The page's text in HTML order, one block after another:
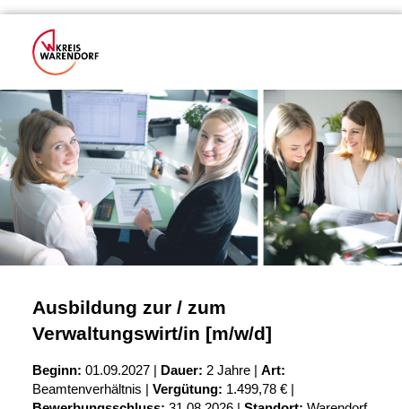
Ausbildung zur / zum
Verwaltungswirt/in [m/w/d]
Beginn: 01.09.2027 | Dauer: 2 Jahre | Art:
Beamtenverhältnis | Vergütung: 1.499,78 € |